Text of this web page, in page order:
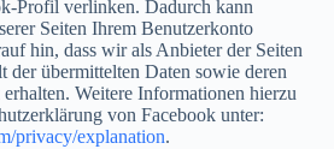
Profil verlinken. Dadurch kann
Seiten Ihrem Benutzerkonto
hin, dass wir als Anbieter der Seiten
der übermittelten Daten sowie deren
Weitere Informationen hierzu
von Facebook unter:
privacy/explanation.